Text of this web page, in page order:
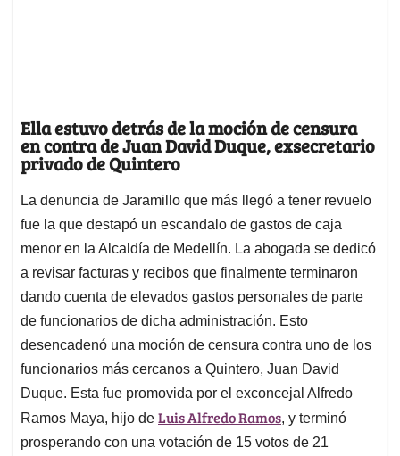
Ella estuvo detrás de la moción de censura
en contra de Juan David Duque, exsecretario
privado de Quintero
La denuncia de Jaramillo que más llegó a tener revuelo
fue la que destapó un escandalo de gastos de caja
menor en la Alcaldía de Medellín. La abogada se dedicó
a revisar facturas y recibos que finalmente terminaron
dando cuenta de elevados gastos personales de parte
de funcionarios de dicha administración. Esto
desencadenó una moción de censura contra uno de los
funcionarios más cercanos a Quintero, Juan David
Duque. Esta fue promovida por el exconcejal Alfredo
Ramos Maya, hijo de Luis Alfredo Ramos, y terminó
prosperando con una votación de 15 votos de 21